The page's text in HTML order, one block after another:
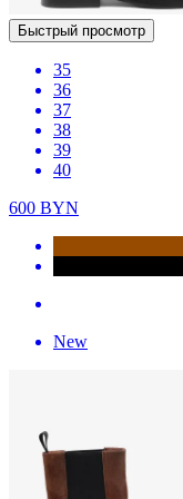
Быстрый просмотр
35
36
37
38
39
40
600 BYN
New